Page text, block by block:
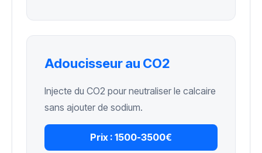
Adoucisseur au CO2
Injecte du CO2 pour neutraliser le calcaire
sans ajouter de sodium.
Prix : 1500-3500€